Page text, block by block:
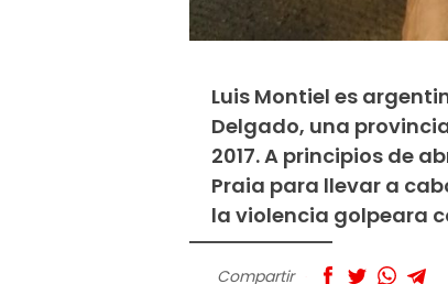
Luis Montiel es
Delgado, una
2017. A principios de
Praia para llevar a
la violencia golpeara
Compartir